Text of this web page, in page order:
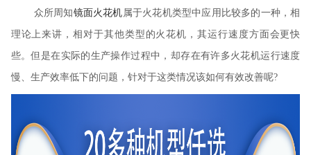
众所周知镜面火花机 属于火花机类型中应用比较多的一种，相
理论上来讲，相对于其他类型的火花机，其运行速度方面会更快
些。但是在实际的生产操作过程中，却存在有许多火花机运行速度
慢、生产效率低下的问题，针对于这类情况该如何有效改善呢?